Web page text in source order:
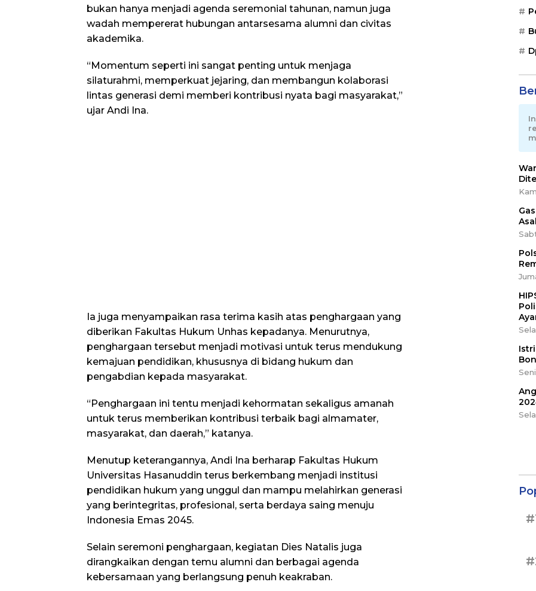
bukan hanya menjadi agenda seremonial tahunan, namun juga
wadah mempererat hubungan antarsesama alumni dan civitas
akademika.
“Momentum seperti ini sangat penting untuk menjaga
silaturahmi, memperkuat jejaring, dan membangun kolaborasi
lintas generasi demi memberi kontribusi nyata bagi masyarakat,”
ujar Andi Ina.
Ia juga menyampaikan rasa terima kasih atas penghargaan yang
diberikan Fakultas Hukum Unhas kepadanya. Menurutnya,
penghargaan tersebut menjadi motivasi untuk terus mendukung
kemajuan pendidikan, khususnya di bidang hukum dan
pengabdian kepada masyarakat.
“Penghargaan ini tentu menjadi kehormatan sekaligus amanah
untuk terus memberikan kontribusi terbaik bagi almamater,
masyarakat, dan daerah,” katanya.
Menutup keterangannya, Andi Ina berharap Fakultas Hukum
Universitas Hasanuddin terus berkembang menjadi institusi
pendidikan hukum yang unggul dan mampu melahirkan generasi
yang berintegritas, profesional, serta berdaya saing menuju
Indonesia Emas 2045.
Selain seremoni penghargaan, kegiatan Dies Natalis juga
dirangkaikan dengan temu alumni dan berbagai agenda
kebersamaan yang berlangsung penuh keakraban.